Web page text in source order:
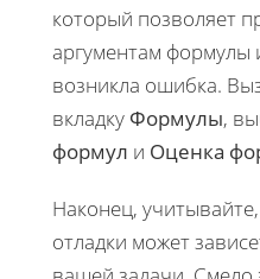
который позволяет
аргументам формулы
возникла ошибка.
вкладку Формулы,
формул и Оценка
Наконец,
отладки может